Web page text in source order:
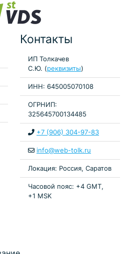
Контакты
ИП Толкачев
С.Ю. (реквизиты)
ИНН: 645005070108
ОГРНИП:
325645700134485
+7 (906) 304-97-83
info@web-tolk.ru
Локация: Россия, Саратов
Часовой пояс: +4 GMT,
+1 MSK